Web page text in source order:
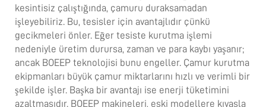
kesintisiz çalıştığında, çamuru duraksamadan
işleyebiliriz. Bu, tesisler için avantajlıdır çünkü
gecikmeleri önler. Eğer tesiste kurutma işlemi
nedeniyle üretim durursa, zaman ve para kaybı yaşanır;
ancak BOEEP teknolojisi bunu engeller. Çamur kurutma
ekipmanları büyük çamur miktarlarını hızlı ve verimli bir
şekilde işler. Başka bir avantajı ise enerji tüketimini
azaltmasıdır. BOEEP makineleri, eski modellere kıyasla